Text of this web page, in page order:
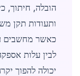
הובלה, חיתוך,
ותעודות תקן
כאשר מחשבים
לבין עלות
יכולה להפוך